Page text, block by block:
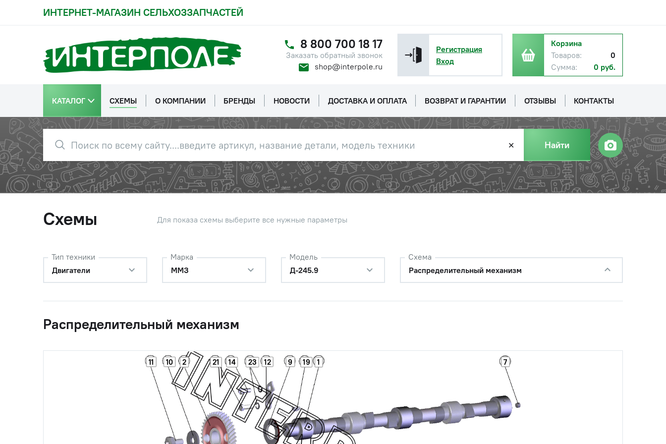
ИНТЕРНЕТ-МАГАЗИН СЕЛЬХОЗЗАПЧАСТЕЙ
8 800 700 18 17
Заказать обратный звонок
shop@interpole.ru
Регистрация
Вход
Корзина
Товаров:
0
Сумма:
0 руб.
КАТАЛОГ СХЕМЫ О КОМПАНИИ БРЕНДЫ НОВОСТИ ДОСТАВКА И ОПЛАТА ВОЗВРАТ И ГАРАНТИИ ОТЗЫВЫ КОНТАКТЫ
✕ Найти
Схемы Для показа схемы выберите все нужные параметры
Тип техники
Двигатели
Марка
ММЗ
Модель
Д-245.9
Схема
Распределительный механизм
Распределительный механизм
1
2 7
9
10
11 12
14 19
21 23